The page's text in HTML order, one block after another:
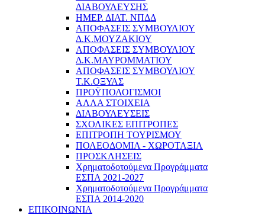
ΔΙΑΒΟΥΛΕΥΣΗΣ
ΗΜΕΡ. ΔΙΑΤ. ΝΠΔΔ
ΑΠΟΦΑΣΕΙΣ ΣΥΜΒΟΥΛΙΟΥ
Δ.Κ.ΜΟΥΖΑΚΙΟΥ
ΑΠΟΦΑΣΕΙΣ ΣΥΜΒΟΥΛΙΟΥ
Δ.Κ.ΜΑΥΡΟΜΜΑΤΙΟΥ
ΑΠΟΦΑΣΕΙΣ ΣΥΜΒΟΥΛΙΟΥ
Τ.Κ.ΟΞΥΑΣ
ΠΡΟΫΠΟΛΟΓΙΣΜΟΙ
ΑΛΛΑ ΣΤΟΙΧΕΙΑ
ΔΙΑΒΟΥΛΕΥΣΕΙΣ
ΣΧΟΛΙΚΕΣ ΕΠΙΤΡΟΠΕΣ
ΕΠΙΤΡΟΠΗ ΤΟΥΡΙΣΜΟΥ
ΠΟΛΕΟΔΟΜΙΑ - ΧΩΡΟΤΑΞΙΑ
ΠΡΟΣΚΛΗΣΕΙΣ
Χρηματοδοτούμενα Προγράμματα
ΕΣΠΑ 2021-2027
Χρηματοδοτούμενα Προγράμματα
ΕΣΠΑ 2014-2020
ΕΠΙΚΟΙΝΩΝΙΑ